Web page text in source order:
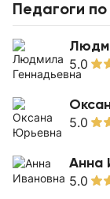
Педагоги
5.0
5.0
Анна
5.0